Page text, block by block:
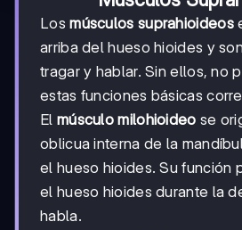
Losmúsculos suprahioideos
arriba del hueso hioides y
tragar y hablar. Sin ellos, no
estas funciones básicas
El músculo milohioideo se
oblicua interna de la
el hueso hioides. Su función
el hueso hioides durante la
habla.